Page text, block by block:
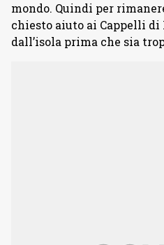
mondo. Quindi per
chiesto aiuto ai Cappelli
dall’isola prima che sia